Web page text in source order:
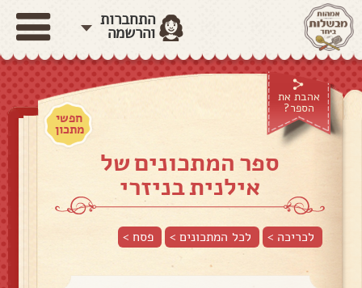
התחברות
והרשמה
אהבת את
הספר?
חפשי
מתכון
ספר המתכונים של
אילנית בניזרי
לכריכה > לכל המתכונים > פסח >